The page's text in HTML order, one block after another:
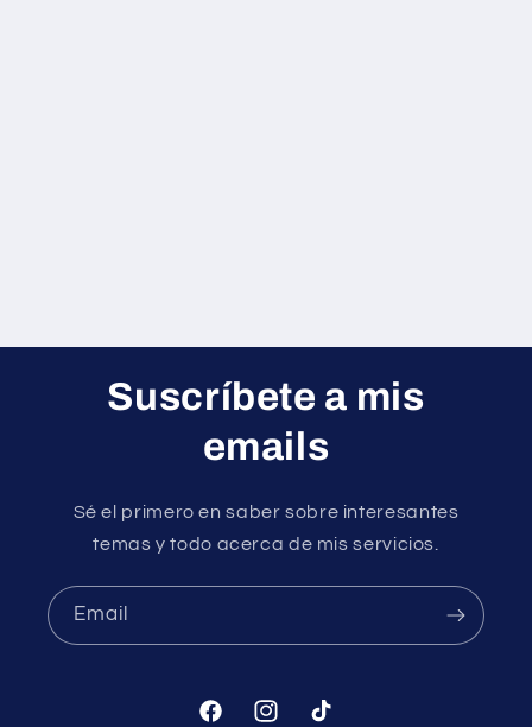
Suscríbete a mis
emails
Sé el primero en saber sobre interesantes
temas y todo acerca de mis servicios.
Email